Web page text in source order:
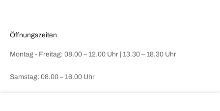
Öffnungszeiten
Montag - Freitag: 08.00 – 12.00 Uhr | 13.30 – 18.30 Uhr
Samstag: 08.00 – 16.00 Uhr